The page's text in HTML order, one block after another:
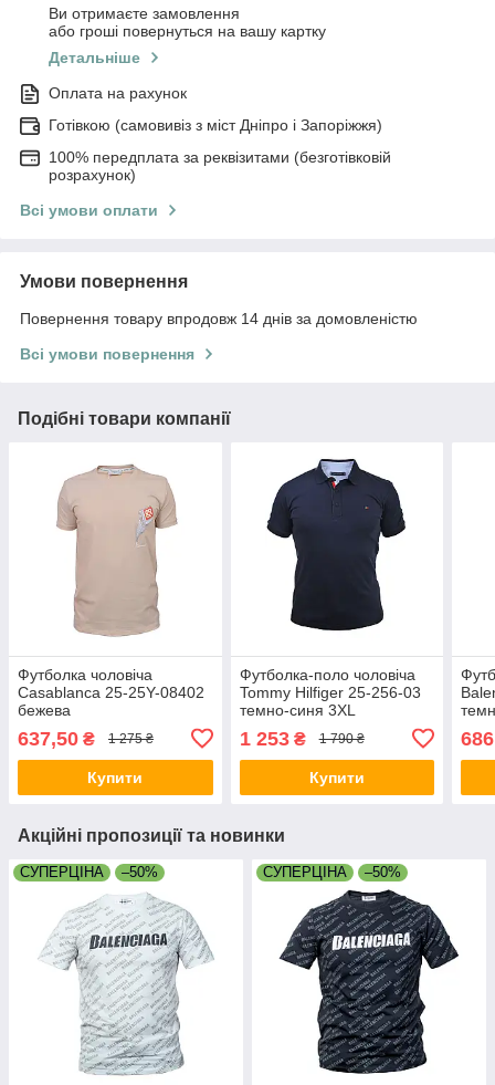
Ви отримаєте замовлення
або гроші повернуться на вашу картку
Детальніше
Оплата на рахунок
Готівкою (самовивіз з міст Дніпро і Запоріжжя)
100% передплата за реквізитами (безготівковій
розрахунок)
Всі умови оплати
Умови повернення
Повернення товару впродовж 14 днів за домовленістю
Всі умови повернення
Подібні товари компанії
Футболка чоловіча
Casablanca 25-25Y-08402
бежева
637,50 ₴ 1 275 ₴
Купити
Футболка-поло чоловіча
Tommy Hilfiger 25-256-03
темно-синя 3XL
1 253₴ 1 790 ₴
Купити
686
Акційні пропозиції та новинки
СУПЕРЦІНА –50% СУПЕРЦІНА –50%